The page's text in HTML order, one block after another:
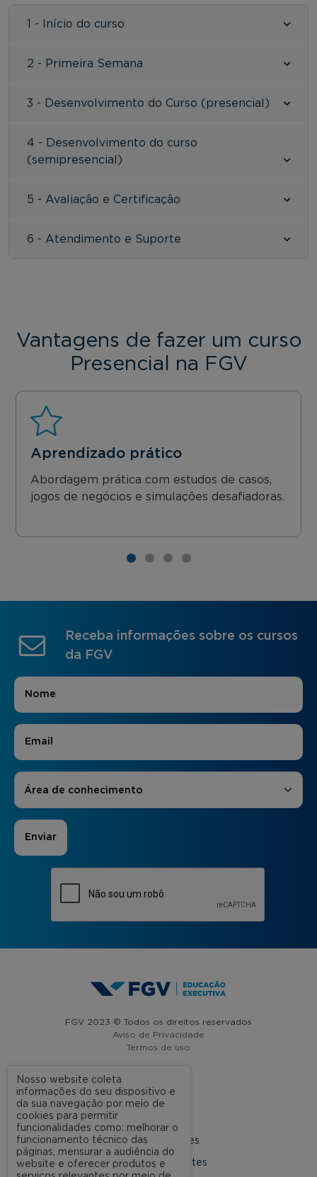
1 - Início do curso
2 - Primeira Semana
3 - Desenvolvimento do Curso (presencial)
4 - Desenvolvimento do curso
(semipresencial)
5 - Avaliação e Certificação
6 - Atendimento e Suporte
Vantagens de fazer um curso
Presencial na FGV
Aprendizado prático
Abordagem prática com estudos de casos,
jogos de negócios e simulações desafiadoras.
Receba informações sobre os cursos
da FGV
Nome
E-mail
Áreas de Interesse
Área de conhecimento
FGV 2023 © Todos os direitos reservados
Aviso de Privacidade
Termos de uso
A FGV
Nossas Unidades
Dúvidas Frequentes
Nosso website coleta
informações do seu dispositivo e
da sua navegação por meio de
cookies para permitir
funcionalidades como: melhorar o
funcionamento técnico das
páginas, mensurar a audiência do
website e oferecer produtos e